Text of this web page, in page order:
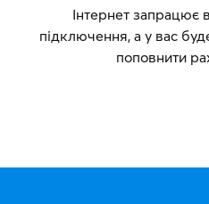
Інтернет запрацює
підключення, а у вас
поповнити